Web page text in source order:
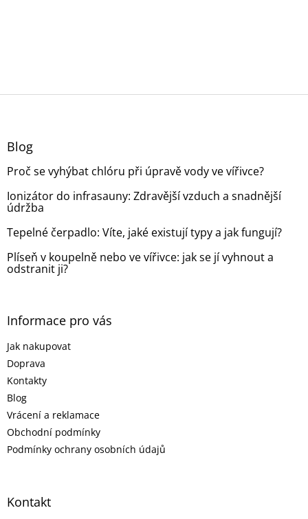
Z
Blog
Proč se vyhýbat chlóru při úpravě vody ve vířivce?
Ionizátor do infrasauny: Zdravější vzduch a snadnější
údržba
Tepelné čerpadlo: Víte, jaké existují typy a jak fungují?
Plíseň v koupelně nebo ve vířivce: jak se jí vyhnout a
odstranit ji?
Informace pro vás
Jak nakupovat
Doprava
Kontakty
Blog
Vrácení a reklamace
Obchodní podmínky
Podmínky ochrany osobních údajů
Kontakt